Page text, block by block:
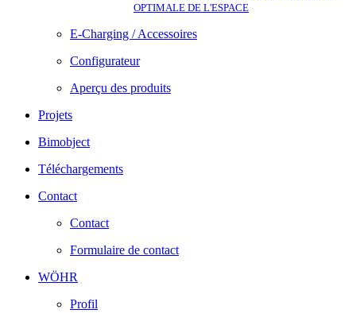
OPTIMALE DE L'ESPACE
E-Charging / Accessoires
Configurateur
Aperçu des produits
Projets
Bimobject
Téléchargements
Contact
Contact
Formulaire de contact
WÖHR
Profil